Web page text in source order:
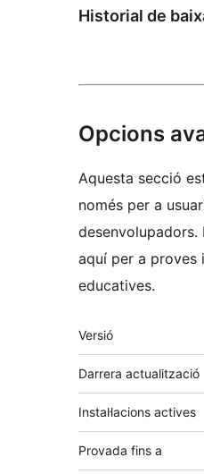
Historial de
Opcions
Aquesta secció
només per a
desenvolupadors.
aquí per a proves
educatives.
Meta
Versió
Darrera actualització
Instal·lacions actives
Provada fins a